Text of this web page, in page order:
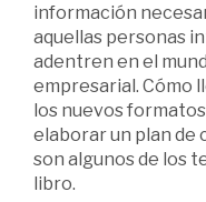
información
aquellas personas
adentren en el
empresarial. Cómo
los nuevos
elaborar un plan de
son algunos de los
libro.